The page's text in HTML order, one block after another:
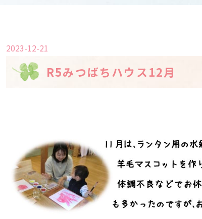
2023-12-21
R5みつばちハウス12月